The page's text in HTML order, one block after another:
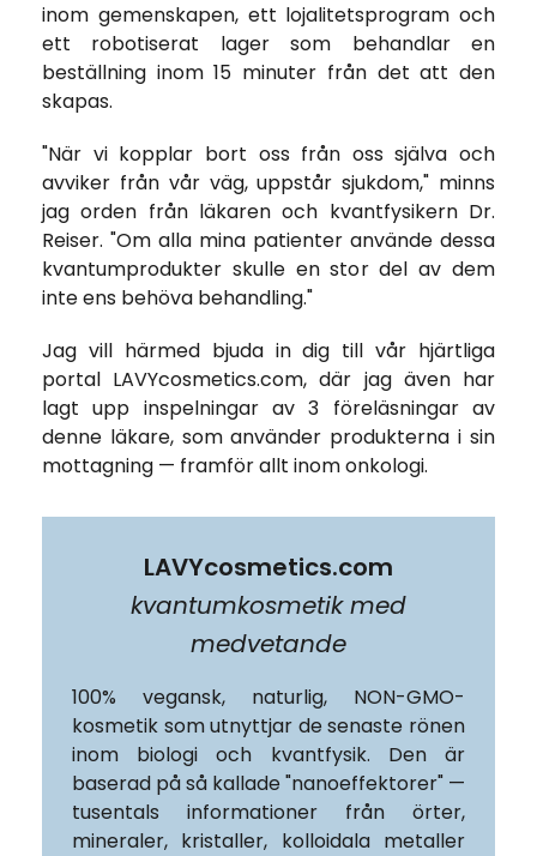
inom gemenskapen, ett lojalitetsprogram och
ett robotiserat lager som behandlar en
beställning inom 15 minuter från det att den
skapas.
"När vi kopplar bort oss från oss själva och
avviker från vår väg, uppstår sjukdom," minns
jag orden från läkaren och kvantfysikern Dr.
Reiser. "Om alla mina patienter använde dessa
kvantumprodukter skulle en stor del av dem
inte ens behöva behandling."
Jag vill härmed bjuda in dig till vår hjärtliga
portal LAVYcosmetics.com, där jag även har
lagt upp inspelningar av 3 föreläsningar av
denne läkare, som använder produkterna i sin
mottagning — framför allt inom onkologi.
LAVYcosmetics.com
kvantumkosmetik med
medvetande
100% vegansk, naturlig, NON-GMO-
kosmetik som utnyttjar de senaste rönen
inom biologi och kvantfysik. Den är
baserad på så kallade "nanoeffektorer" —
tusentals informationer från örter,
mineraler, kristaller, kolloidala metaller